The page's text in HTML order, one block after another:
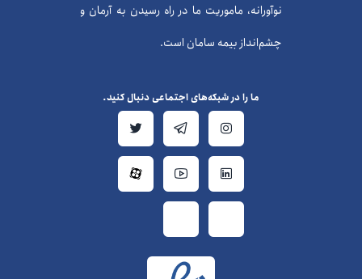
نوآورانه، ماموریت ما در راه رسیدن به آرمان و
چشم‌انداز بیمه سامان است.
ما را در شبکه‌های اجتماعی دنبال کنید.